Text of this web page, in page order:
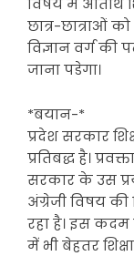
विषय में अतिथि
छात्र-छात्राओं
विज्ञान वर्ग की
जाना पडेगा।
*बयान-*
प्रदेश सरकार
प्रतिबद्ध है।
सरकार के उस
अंग्रेजी विषय
रहा है। इस कदम
में भी बेहतर